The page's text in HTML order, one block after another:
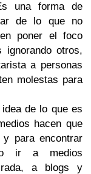
una forma de
de lo que no
poner el foco
ignorando otros,
a personas
molestas para
de lo que es
hacen que
para encontrar
ir a medios
a blogs y